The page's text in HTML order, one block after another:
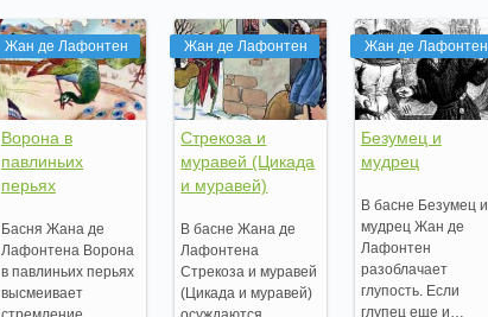
Жан де Лафонтен
Ворона в
павлиньих
перьях
Басня Жана де
Лафонтена Ворона
в павлиньих перьях
высмеивает
Жан де Лафонтен
Стрекоза и
муравей (Цикада
и муравей)
В басне Жана де
Лафонтена
Стрекоза и муравей
(Цикада и муравей)
Жан де Лафонтен
Безумец и
мудрец
В басне Безумец и
мудрец Жан де
Лафонтен
разоблачает
глупость. Если
глупец еще и…